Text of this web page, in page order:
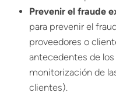
Prevenir el fraude
para prevenir el
proveedores o
antecedentes de
monitorización de
clientes).